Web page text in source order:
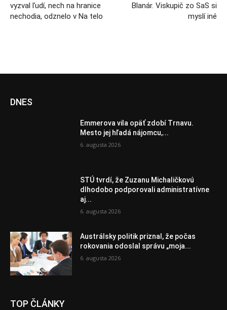
vyzval ľudí, nech na hranice
nechodia, odznelo v Na telo
Blanár. Viskupič zo SaS si
myslí iné
DNES
Emmerova vila opäť zdobí Trnavu.
Mesto jej hľadá nájomcu,...
6. augusta 2026
STÚ tvrdí, že Zuzanu Michaličkovú
dlhodobo podporovali administratívne
aj...
6. augusta 2026
Austrálsky politik priznal, že počas
rokovania odoslal správu „moja...
6. augusta 2026
TOP ČLÁNKY